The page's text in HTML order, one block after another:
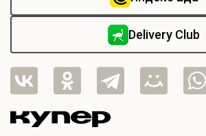
Delivery Club